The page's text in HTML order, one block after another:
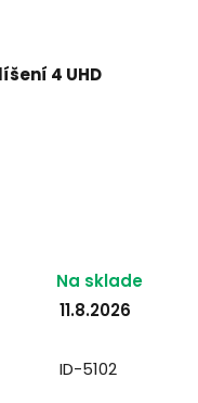
4 UHD
Na sklade
11.8.2026
ID-5102